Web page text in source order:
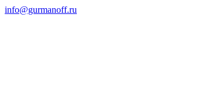
info@gurmanoff.ru